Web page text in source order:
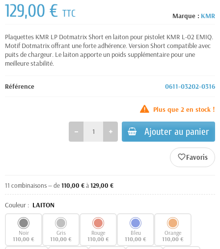
Marque : KMR
129,00 € TTC
Plaquettes KMR LP Dotmatrix Short en laiton pour pistolet KMR L-02 EMIQ.
Motif Dotmatrix offrant une forte adhérence. Version Short compatible avec
puits de chargeur. Le laiton apporte un poids supplémentaire pour une
meilleure stabilité.
Référence 0611-03202-0316
Plus que 2 en stock !
Ajouter au panier
favorite_border
11 combinaisons — de110,00 €à 129,00 €
Couleur : LAITON
Noir
110,00 €
Gris
110,00 €
Rouge
110,00 €
Bleu
110,00 €
Orange
110,00 €